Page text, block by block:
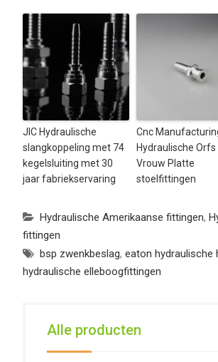
JIC Hydraulische
slangkoppeling met 74
kegelsluiting met 30
jaar fabriekservaring
Cnc
Hydraulische Orfs
Vrouw Platte
stoelfittingen
Hydraulische Amerikaanse fittingen,
fittingen
bsp zwenkbeslag, eaton hydraulische
hydraulische elleboogfittingen
Alle producten